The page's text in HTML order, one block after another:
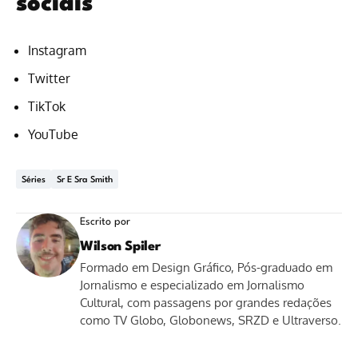
sociais
Instagram
Twitter
TikTok
YouTube
Séries Sr E Sra Smith
Escrito por
Wilson Spiler
Formado em Design Gráfico, Pós-graduado em
Jornalismo e especializado em Jornalismo
Cultural, com passagens por grandes redações
como TV Globo, Globonews, SRZD e Ultraverso.